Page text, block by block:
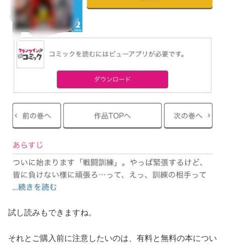
試し読みもできますね。
それとご購入前に注意したいのは、有料と無料の本につい